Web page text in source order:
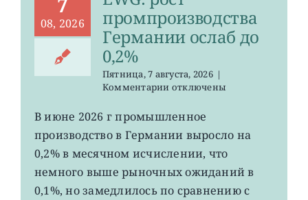
08, 2026
промпроизводства
Германии ослаб до
0,2%
Пятница, 7 августа, 2026 |
Комментариик
EWG:
рост
промпроизводства
Германии
до
0,2%
отключены
В июне 2026 г промышленное
производство в Германии выросло на
0,2% в месячном исчислении, что
немного выше рыночных ожиданий в
0,1%, но замедлилось по сравнению с